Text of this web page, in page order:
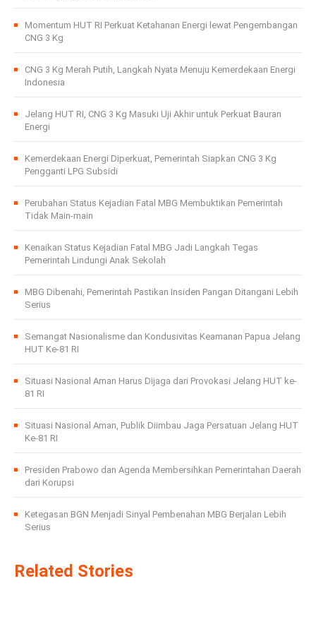
Momentum HUT RI Perkuat Ketahanan Energi lewat Pengembangan
CNG 3 Kg
CNG 3 Kg Merah Putih, Langkah Nyata Menuju Kemerdekaan Energi
Indonesia
Jelang HUT RI, CNG 3 Kg Masuki Uji Akhir untuk Perkuat Bauran
Energi
Kemerdekaan Energi Diperkuat, Pemerintah Siapkan CNG 3 Kg
Pengganti LPG Subsidi
Perubahan Status Kejadian Fatal MBG Membuktikan Pemerintah
Tidak Main-main
Kenaikan Status Kejadian Fatal MBG Jadi Langkah Tegas
Pemerintah Lindungi Anak Sekolah
MBG Dibenahi, Pemerintah Pastikan Insiden Pangan Ditangani Lebih
Serius
Semangat Nasionalisme dan Kondusivitas Keamanan Papua Jelang
HUT Ke-81 RI
Situasi Nasional Aman Harus Dijaga dari Provokasi Jelang HUT ke-
81 RI
Situasi Nasional Aman, Publik Diimbau Jaga Persatuan Jelang HUT
Ke-81 RI
Presiden Prabowo dan Agenda Membersihkan Pemerintahan Daerah
dari Korupsi
Ketegasan BGN Menjadi Sinyal Pembenahan MBG Berjalan Lebih
Serius
Related Stories